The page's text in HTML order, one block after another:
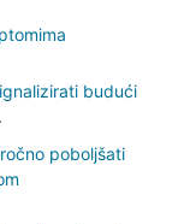
budući
poboljšati